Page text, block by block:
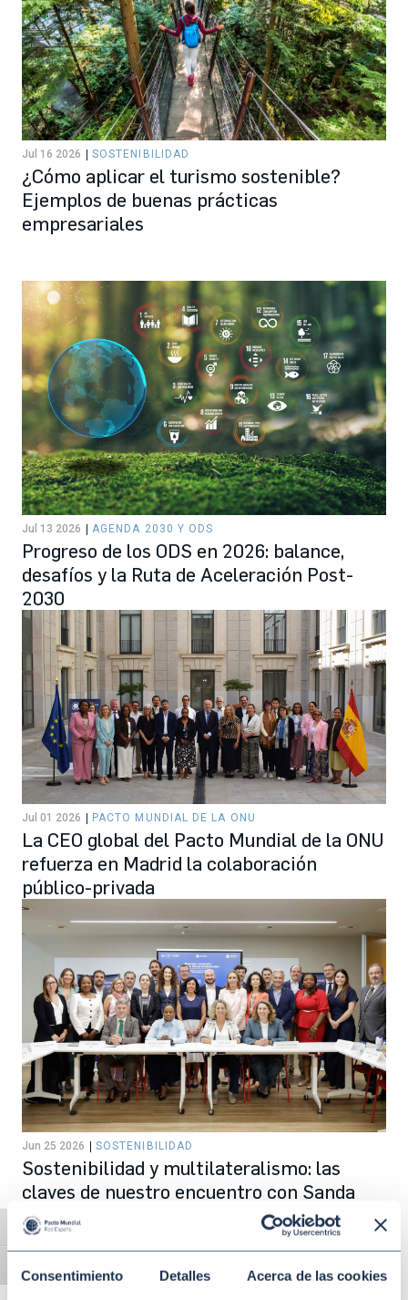
Consentimiento Detalles Acerca de las cookies
Alternar alto contraste
Alternar tamaño de letra
Jul 16 2026 SOSTENIBILIDAD
¿Cómo aplicar el turismo sostenible?
Ejemplos de buenas prácticas
empresariales
Jul 13 2026 AGENDA 2030 Y ODS
Progreso de los ODS en 2026: balance,
desafíos y la Ruta de Aceleración Post-
2030
Jul 01 2026 PACTO MUNDIAL DE LA ONU
La CEO global del Pacto Mundial de la ONU
refuerza en Madrid la colaboración
público-privada
Jun 25 2026 SOSTENIBILIDAD
Sostenibilidad y multilateralismo: las
claves de nuestro encuentro con Sanda
Ojiambo y los líderes empresariales en
Madrid